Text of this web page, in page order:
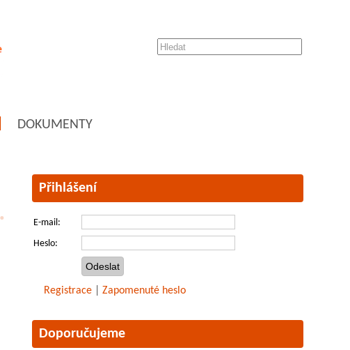
DOKUMENTY
Přihlášení
E-mail:
Heslo:
Registrace Zapomenuté heslo
Doporučujeme